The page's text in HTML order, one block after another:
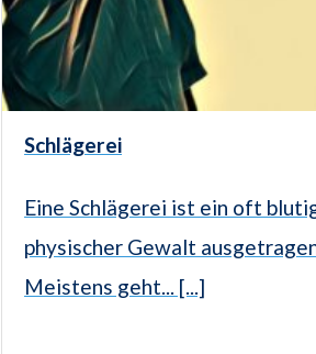
Schlägerei
Eine Schlägerei ist ein oft
physischer Gewalt
Meistens geht... [...]